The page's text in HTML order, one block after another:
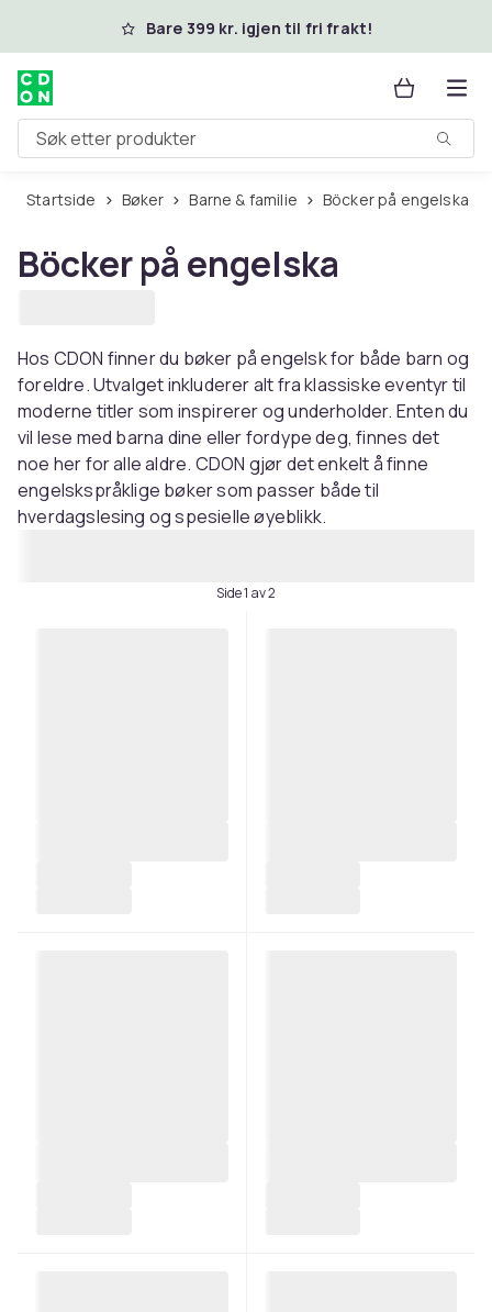
Hopp til hovedinnholdBare 399 kr. igjen til fri frakt!
Søk etter produkter
Startside Bøker Barne & familie Böcker på engelska
Böcker på engelska
Hos CDON finner du bøker på engelsk for både barn og
foreldre. Utvalget inkluderer alt fra klassiske eventyr til
moderne titler som inspirerer og underholder. Enten du
vil lese med barna dine eller fordype deg, finnes det
noe her for alle aldre. CDON gjør det enkelt å finne
engelskspråklige bøker som passer både til
hverdagslesing og spesielle øyeblikk.
Side 1 av 2